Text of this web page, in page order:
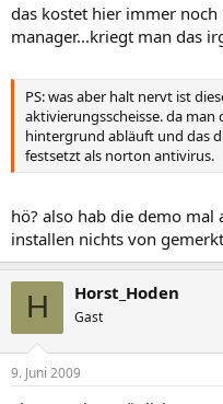
das kostet hier immer
manager...kriegt man das
PS: was aber halt nervt ist
aktivierungsscheisse. da man
hintergrund abläuft und das
festsetzt als norton antivirus.
hö? also hab die demo
installen nichts von
H Horst_Hoden
Gast
9. Juni 2009